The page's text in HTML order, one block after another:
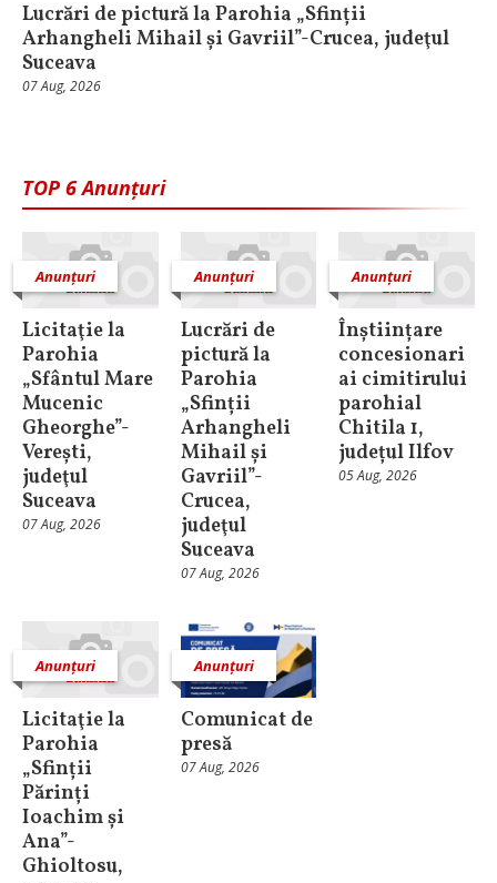
Lucrări de pictură la Parohia „Sfinții
Arhangheli Mihail și Gavriil”-Crucea, judeţul
Suceava
07 Aug, 2026
TOP 6 Anunțuri
Anunțuri
Licitaţie la
Parohia
„Sfântul Mare
Mucenic
Gheorghe”-
Verești,
judeţul
Suceava
07 Aug, 2026
Anunțuri
Lucrări de
pictură la
Parohia
„Sfinții
Arhangheli
Mihail și
Gavriil”-
Crucea,
judeţul
Suceava
07 Aug, 2026
Anunțuri
Înștiințare
concesionari
ai cimitirului
parohial
Chitila 1,
județul Ilfov
05 Aug, 2026
Anunțuri
Licitaţie la
Parohia
„Sfinții
Părinți
Ioachim și
Ana”-
Ghioltosu,
Anunțuri
Comunicat de
presă
07 Aug, 2026